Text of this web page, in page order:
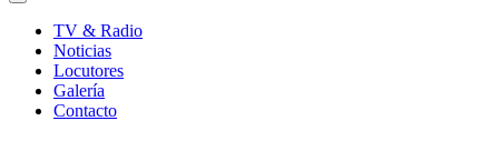
TV & Radio
Noticias
Locutores
Galería
Contacto